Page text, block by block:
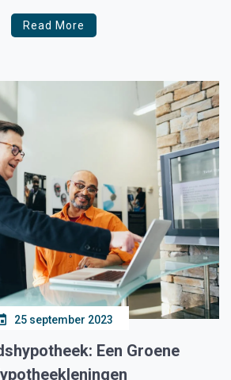
niet! Weet dat een
bol staat van de kansen. Van […]
Read More
25 september 2023
Een Groene